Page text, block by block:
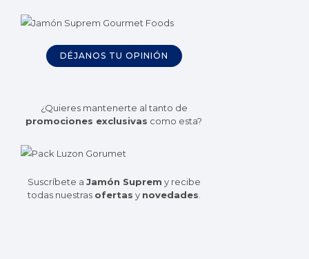
DÉJANOS TU OPINIÓN
¿Quieres mantenerte al tanto de
promociones exclusivas como esta?
Suscríbete a Jamón Suprem y recibe
todas nuestras ofertas y novedades